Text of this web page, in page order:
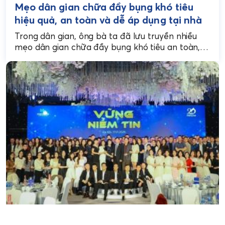
Mẹo dân gian chữa đầy bụng khó tiêu
hiệu quả, an toàn và dễ áp dụng tại nhà
Trong dân gian, ông bà ta đã lưu truyền nhiều
mẹo dân gian chữa đầy bụng khó tiêu an toàn,